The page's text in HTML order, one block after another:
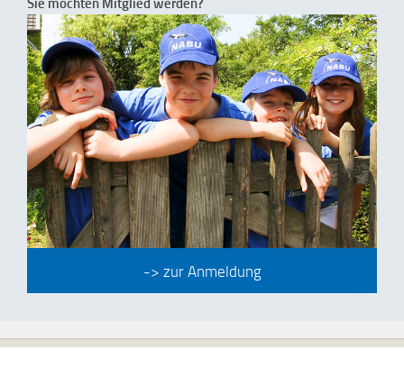
Sie möchten Mitglied werden?
-> zur Anmeldung